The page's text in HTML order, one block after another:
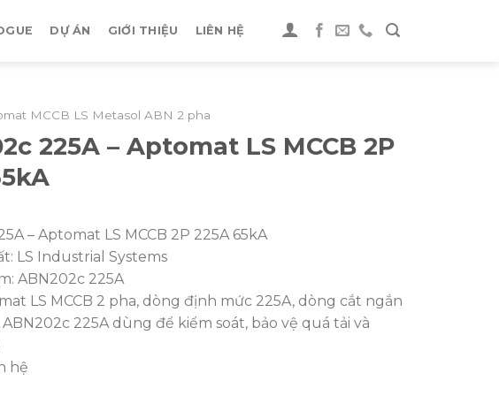
DỰ ÁN GIỚI THIỆU LIÊN HỆ
MCCB LS Metasol ABN 2 pha
225A – Aptomat LS MCCB 2P
– Aptomat LS MCCB 2P 225A 65kA
LS Industrial Systems
ABN202c 225A
LS MCCB 2 pha, dòng định mức 225A, dòng cắt ngắn
ABN202c 225A dùng để kiểm soát, bảo vệ quá tải và
hệ